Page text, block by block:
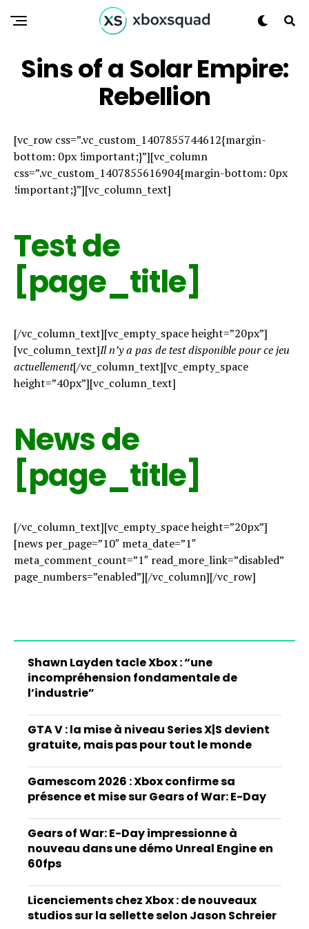
Sins of a Solar Empire:
Rebellion
[vc_row css=”.vc_custom_1407855744612{margin-
bottom: 0px !important;}”][vc_column
css=”.vc_custom_1407855616904{margin-bottom: 0px
!important;}”][vc_column_text]
Test de
[page_title]
[/vc_column_text][vc_empty_space height=”20px”]
[vc_column_text]Il n’y a pas de test disponible pour ce jeu
actuellement[/vc_column_text][vc_empty_space
height=”40px”][vc_column_text]
News de
[page_title]
[/vc_column_text][vc_empty_space height=”20px”]
[news per_page=”10″ meta_date=”1″
meta_comment_count=”1″ read_more_link=”disabled”
page_numbers=”enabled”][/vc_column][/vc_row]
Shawn Layden tacle Xbox : “une
incompréhension fondamentale de
l’industrie”
GTA V : la mise à niveau Series X|S devient
gratuite, mais pas pour tout le monde
Gamescom 2026 : Xbox confirme sa
présence et mise sur Gears of War: E-Day
Gears of War: E-Day impressionne à
nouveau dans une démo Unreal Engine en
60fps
Licenciements chez Xbox : de nouveaux
studios sur la sellette selon Jason Schreier